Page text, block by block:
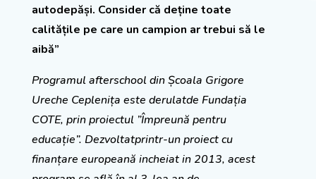
autodepăși. Consider că deține toate
calitățile pe care un campion ar trebui să le
aibă”
Programul afterschool din Școala Grigore
Ureche Ceplenița este derulatde Fundația
COTE, prin proiectul ”Împreună pentru
educație”. Dezvoltatprintr-un proiect cu
finanțare europeană incheiat in 2013, acest